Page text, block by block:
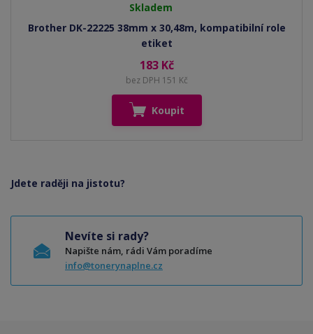
Skladem
Brother DK-22225 38mm x 30,48m, kompatibilní role
etiket
183 Kč
bez DPH 151 Kč
Koupit
Jdete raději na jistotu?
Nevíte si rady?
Napište nám, rádi Vám poradíme
info@tonerynaplne.cz